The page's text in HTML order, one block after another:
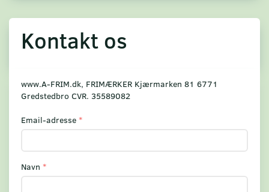
Kontakt os
www.A-FRIM.dk, FRIMÆRKER Kjærmarken 81 6771
Gredstedbro CVR. 35589082
Email-adresse
Navn